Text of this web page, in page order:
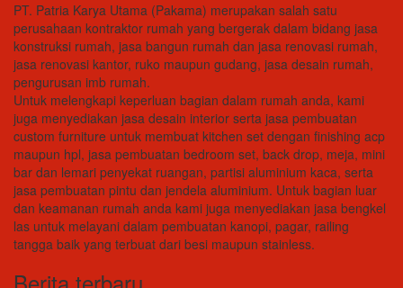
PT. Patria Karya Utama (Pakama) merupakan salah satu
perusahaan kontraktor rumah yang bergerak dalam bidang jasa
konstruksi rumah, jasa bangun rumah dan jasa renovasi rumah,
jasa renovasi kantor, ruko maupun gudang, jasa desain rumah,
pengurusan imb rumah.
Untuk melengkapi keperluan bagian dalam rumah anda, kami
juga menyediakan jasa desain interior serta jasa pembuatan
custom furniture untuk membuat kitchen set dengan finishing acp
maupun hpl, jasa pembuatan bedroom set, back drop, meja, mini
bar dan lemari penyekat ruangan, partisi aluminium kaca, serta
jasa pembuatan pintu dan jendela aluminium. Untuk bagian luar
dan keamanan rumah anda kami juga menyediakan jasa bengkel
las untuk melayani dalam pembuatan kanopi, pagar, railing
tangga baik yang terbuat dari besi maupun stainless.